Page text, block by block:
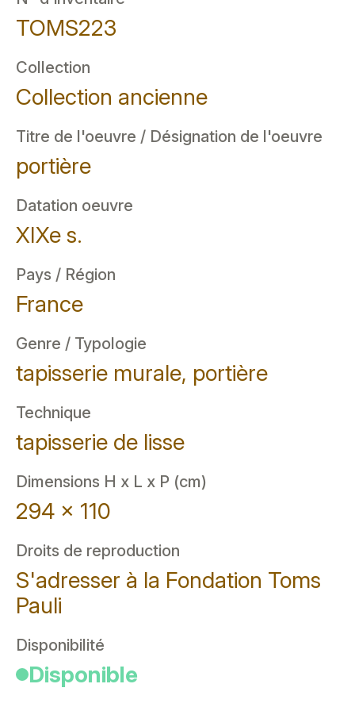
TOMS223
Collection
Collection ancienne
Titre de l'oeuvre / Désignation de l'oeuvre
portière
Datation oeuvre
XIXe s.
Pays / Région
France
Genre / Typologie
tapisserie murale, portière
Technique
tapisserie de lisse
Dimensions H x L x P (cm)
294 x 110
Droits de reproduction
S'adresser à la Fondation Toms
Pauli
Disponibilité
Disponible